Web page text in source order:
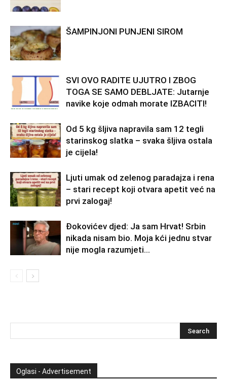
ŠAMPINJONI PUNJENI SIROM
SVI OVO RADITE UJUTRO I ZBOG
TOGA SE SAMO DEBLJATE: Jutarnje
navike koje odmah morate IZBACITI!
Od 5 kg šljiva napravila sam 12 tegli
starinskog slatka – svaka šljiva ostala
je cijela!
Ljuti umak od zelenog paradajza i rena
– stari recept koji otvara apetit već na
prvi zalogaj!
Đokovićev djed: Ja sam Hrvat! Srbin
nikada nisam bio. Moja kći jednu stvar
nije mogla razumjeti…
Oglasi - Advertisement